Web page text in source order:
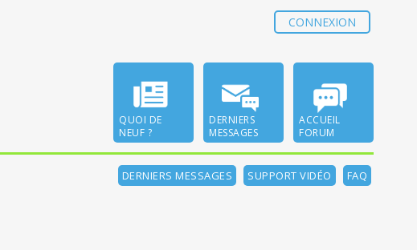
CONNEXION
QUOI DE
NEUF ?
DERNIERS
MESSAGES
ACCUEIL
FORUM
DERNIERS MESSAGES SUPPORT VIDÉO FAQ